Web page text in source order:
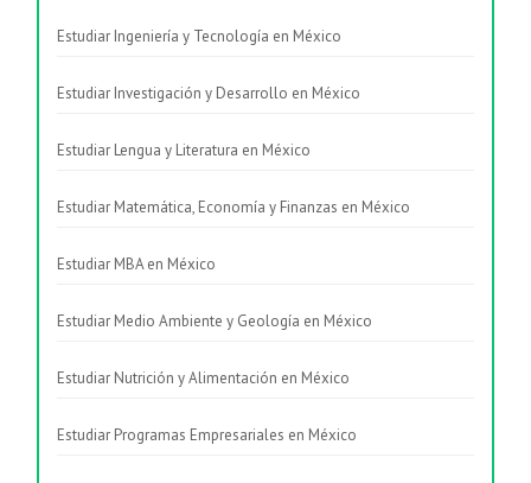
Estudiar Ingeniería y Tecnología en México
Estudiar Investigación y Desarrollo en México
Estudiar Lengua y Literatura en México
Estudiar Matemática, Economía y Finanzas en México
Estudiar MBA en México
Estudiar Medio Ambiente y Geología en México
Estudiar Nutrición y Alimentación en México
Estudiar Programas Empresariales en México